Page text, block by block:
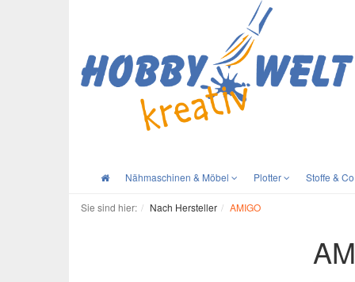
Nähmaschinen & Möbel Plotter Stoffe &
Sie sind hier: Nach Hersteller AMIGO